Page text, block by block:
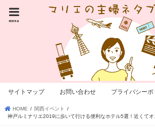
menu
サイトマップ お問い合わせ プライバシーポ
HOME
関西イベント
神戸ルミナリエ2019に歩いて行ける便利なホテル5選！近くてオ